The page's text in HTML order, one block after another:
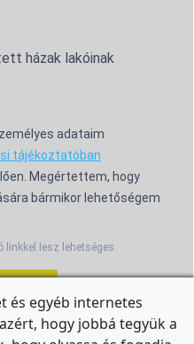
házak lakóinak
adataim
tájékoztatóban
Megértettem, hogy
bármikor lehetőségem
linkkel lesz lehetséges.
HERE.
és egyéb internetes
hogy jobbá tegyük a